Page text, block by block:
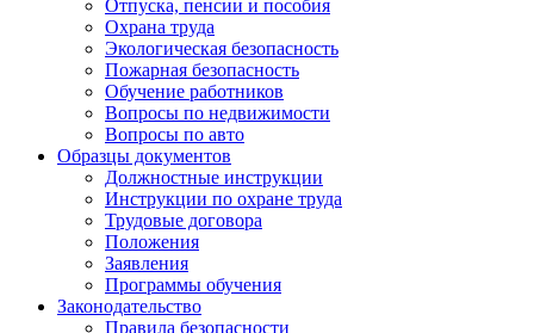
Отпуска, пенсии и пособия
Охрана труда
Экологическая безопасность
Пожарная безопасность
Обучение работников
Вопросы по недвижимости
Вопросы по авто
Образцы документов
Должностные инструкции
Инструкции по охране труда
Трудовые договора
Положения
Заявления
Программы обучения
Законодательство
Правила безопасности